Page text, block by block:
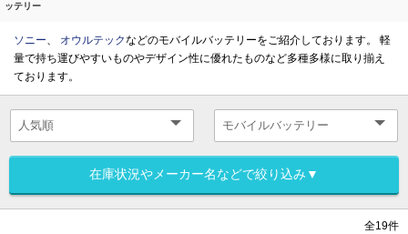
ッテリー
ソニー、 オウルテックなどのモバイルバッテリーをご紹介しております。 軽
量で持ち運びやすいものやデザイン性に優れたものなど多種多様に取り揃え
ております。
在庫状況やメーカー名などで絞り込み▼
全19件